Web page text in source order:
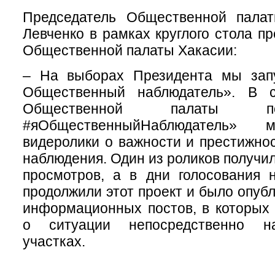
Председатель Общественной
Левченко в рамках круглого стола
Общественной палаты Хакасии:
– На выборах Президента мы
Общественный наблюдатель». В
Общественной палаты
#яОбщественныйНаблюдатель»
видеролики о важности и
наблюдения. Один из роликов
просмотров, а в дни голосования
продолжили этот проект и было
информационных постов, в которых
о ситуации непосредственно
участках.